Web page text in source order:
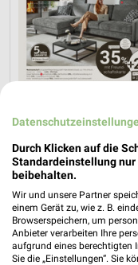
Dieter Knoll
Gültig bis Fr. 14.08.
REWE
Durch Klicken auf die
Standardeinstellung
beibehalten.
Wir und unsere Partner
einem Gerät zu, wie z. B.
Browserspeichern, um
Anbieter verarbeiten Ihre
aufgrund eines berechtigten
Sie die „Einstellungen“. Sie